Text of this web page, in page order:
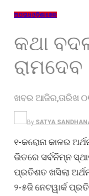
ଅପରାଧଓଡ଼ିଶାଖେଳ
କଥା
ରାମଦେବ
ଖବର ଆଜିର,ତାରିଖ
By SATYA
୧-କରୋନା କାଳର
ଭିତରେ ସର୍ବନିମ୍ନ
ପ୍ରତିଶତ ଖସିଲା
୨-୫ଜି ନେଟୱାର୍କ